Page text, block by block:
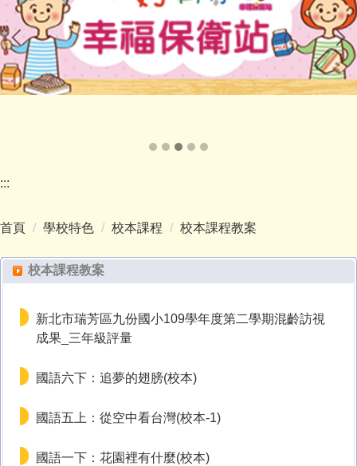
:::
首頁 學校特色 校本課程 校本課程教案
校本課程教案
新北市瑞芳區九份國小109學年度第二學期混齡訪視
成果_三年級評量
國語六下：追夢的翅膀(校本)
國語五上：從空中看台灣(校本-1)
國語一下：花園裡有什麼(校本)